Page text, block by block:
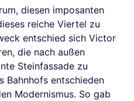
diesen imposanten
reiche Viertel zu
entschied sich Victor
die nach außen
Steinfassade zu
Bahnhofs entschieden
Modernismus. So gab